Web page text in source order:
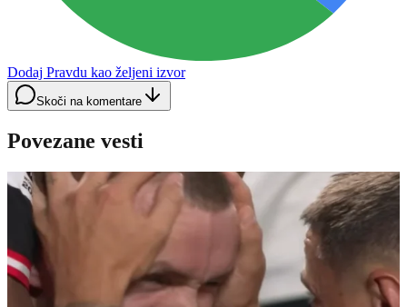
Dodaj Pravdu kao željeni izvor
Skoči na komentare
Povezane vesti